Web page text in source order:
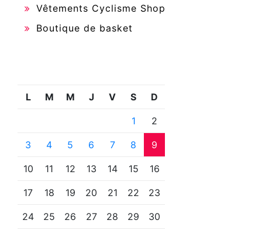
Vêtements Cyclisme Shop
Boutique de basket
L M M J V S D
1 2
3 4 5 6 7 8 9
10 11 12 13 14 15 16
17 18 19 20 21 22 23
24 25 26 27 28 29 30